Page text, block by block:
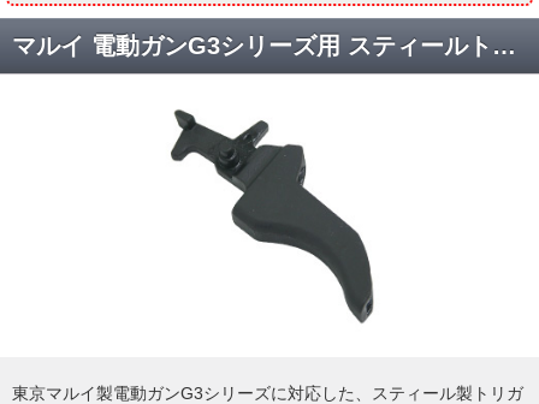
マルイ 電動ガンG3シリーズ用 スティールトリガー [G3-07] [取寄]
東京マルイ製電動ガンG3シリーズに対応した、スティール製トリガ